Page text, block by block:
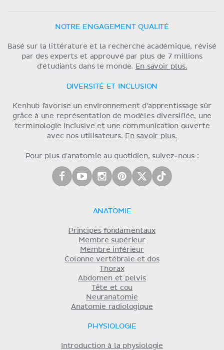
NOTRE ENGAGEMENT QUALITÉ
Basé sur la littérature et la recherche académique, révisé
par des experts et approuvé par plus de 7 millions
d'étudiants dans le monde. En savoir plus.
DIVERSITÉ ET INCLUSION
Kenhub favorise un environnement d'apprentissage sûr
grâce à une représentation de modèles diversifiée, une
terminologie inclusive et une communication ouverte
avec nos utilisateurs. En savoir plus.
Pour plus d'anatomie au quotidien, suivez-nous :
ANATOMIE
Principes fondamentaux
Membre supérieur
Membre inférieur
Colonne vertébrale et dos
Thorax
Abdomen et pelvis
Tête et cou
Neuranatomie
Anatomie radiologique
PHYSIOLOGIE
Introduction à la physiologie